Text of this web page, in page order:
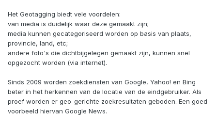
Het Geotagging biedt vele voordelen:
van media is duidelijk waar deze gemaakt zijn;
media kunnen gecategoriseerd worden op basis van plaats,
provincie, land, etc;
andere foto's die dichtbijgelegen gemaakt zijn, kunnen snel
opgezocht worden (via internet).
Sinds 2009 worden zoekdiensten van Google, Yahoo! en Bing
beter in het herkennen van de locatie van de eindgebruiker. Als
proef worden er geo-gerichte zoekresultaten geboden. Een goed
voorbeeld hiervan Google News.